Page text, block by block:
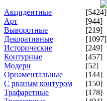
Акцидентные
[5424]
Арт
[944]
Выворотные
[219]
Декоративные
[1097]
Исторические
[249]
Контурные
[457]
Модерн
[52]
Орнаментальные
[144]
С рваным контуром
[150]
Трафаретные
[178]